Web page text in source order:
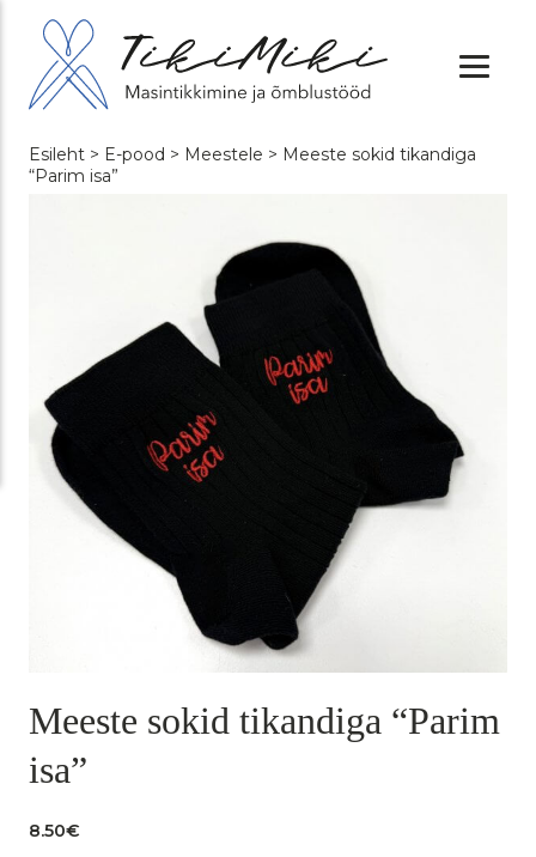
Esileht > E-pood > Meestele > Meeste sokid tikandiga
“Parim isa”
Meeste sokid tikandiga “Parim
isa”
8.50€